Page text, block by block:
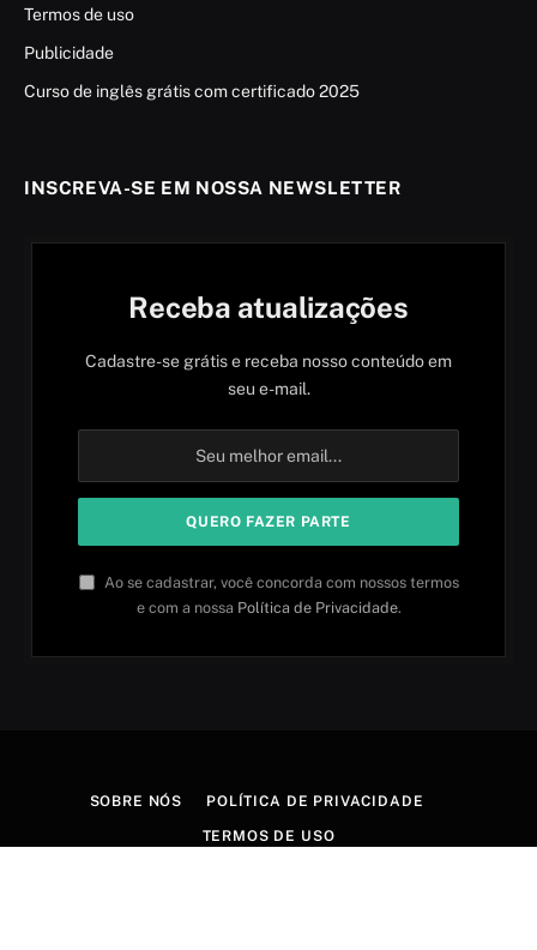
Termos de uso
Publicidade
Curso de inglês grátis com certificado 2025
INSCREVA-SE EM NOSSA NEWSLETTER
Receba atualizações
Cadastre-se grátis e receba nosso conteúdo em
seu e-mail.
Ao se cadastrar, você concorda com nossos termos
e com a nossa Política de Privacidade.
SOBRE NÓS POLÍTICA DE PRIVACIDADE
TERMOS DE USO